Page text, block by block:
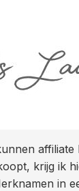
affiliate
krijg ik
in